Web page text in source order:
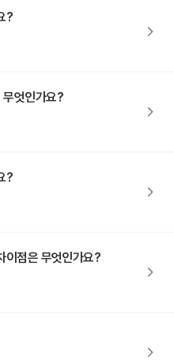
?
무엇인가요?
?
이점은 무엇인가요?